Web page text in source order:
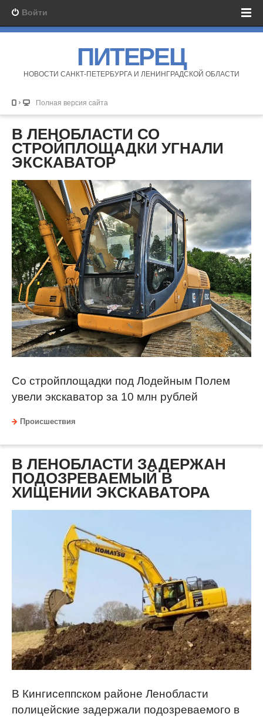
Войти
ПИТЕРЕЦ
НОВОСТИ САНКТ-ПЕТЕРБУРГА И ЛЕНИНГРАДСКОЙ ОБЛАСТИ
Полная версия сайта
В ЛЕНОБЛАСТИ СО
СТРОЙПЛОЩАДКИ УГНАЛИ
ЭКСКАВАТОР
Со стройплощадки под Лодейным Полем
увели экскаватор за 10 млн рублей
Происшествия
В ЛЕНОБЛАСТИ ЗАДЕРЖАН
ПОДОЗРЕВАЕМЫЙ В
ХИЩЕНИИ ЭКСКАВАТОРА
В Кингисеппском районе Ленобласти
полицейские задержали подозреваемого в